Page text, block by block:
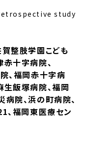
retrospective study
賀整肢学園こども
十字病院、
、福岡赤十字病
生飯塚病院、福岡
院、浜の町病院、
、福岡東医療セン